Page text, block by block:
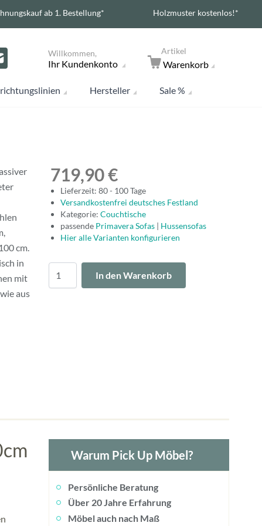
ab 1. Bestellung* Holzmuster kostenlos!*
Willkommen,
Ihr Kundenkonto
Artikel
Warenkorb
Hersteller Sale %
cm.
in
mit
aus
719,90 €
Lieferzeit: 80 - 100 Tage
Versandkostenfrei deutsches Festland
Kategorie: Couchtische
passende Primavera Sofas | Hussensofas
Hier alle Varianten konfigurieren
In den Warenkorb
Warum Pick Up Möbel?
Persönliche Beratung
Über 20 Jahre Erfahrung
Möbel auch nach Maß